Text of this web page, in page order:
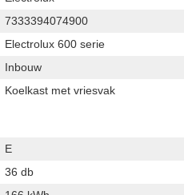
7333394074900
Electrolux 600 serie
Inbouw
Koelkast met vriesvak
E
36 db